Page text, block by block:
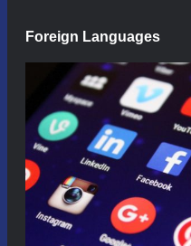
Foreign Languages